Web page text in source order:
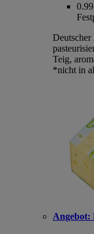
0.99
Deutscher
Teig,
*nicht in
Angebot: